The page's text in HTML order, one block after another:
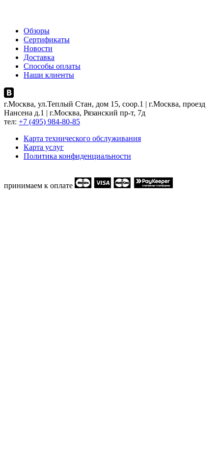
Обзоры
Сертификаты
Новости
Доставка
Способы оплаты
Наши клиенты
г.Москва, ул.Теплый Стан, дом 15, соор.1 | г.Москва, проезд
Нансена д.1 | г.Москва, Рязанский пр-т, 7д
тел: +7 (495) 984-80-85
Карта технического обслуживания
Карта услуг
Политика конфиденциальности
принимаем к оплате